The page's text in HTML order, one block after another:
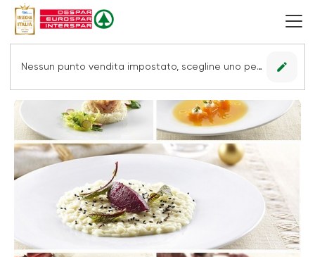
Nessun punto vendita impostato, scegline uno per vedere le offerte. edit